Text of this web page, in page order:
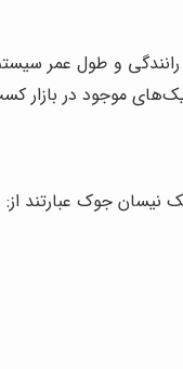
و طول عمر سیستم
موجود در بازار
نیسان جوک عبارتند از: